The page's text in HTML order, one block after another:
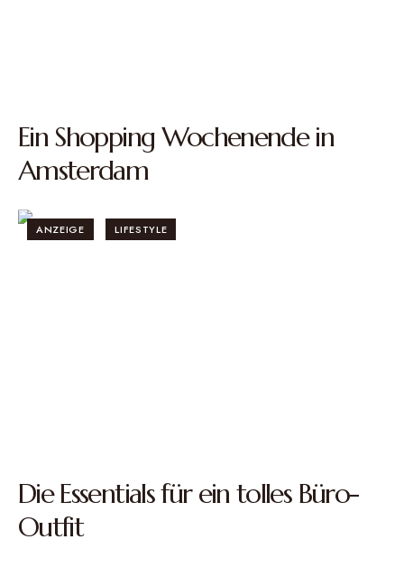
Ein Shopping Wochenende in
Amsterdam
ANZEIGE LIFESTYLE
Die Essentials für ein tolles Büro-
Outfit